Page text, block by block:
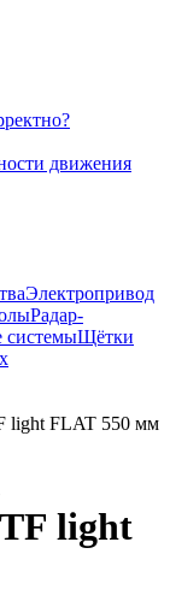
движения
Электропривод
Радар-
системыЩётки
light FLAT 550 мм
light